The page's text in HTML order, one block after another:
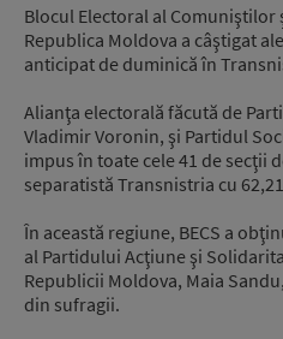
Blocul Electoral al Comuniştilor
Republica Moldova a câştigat
anticipat de duminică în
Alianţa electorală făcută de
Vladimir Voronin, şi Partidul
impus în toate cele 41 de secţii
separatistă Transnistria cu
În această regiune, BECS a
al Partidului Acţiune şi
Republicii Moldova, Maia
din sufragii.